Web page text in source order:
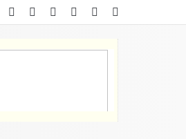
Artigo
aleatório
Entrar
Instagram
YouTube
Twitter
Facebook